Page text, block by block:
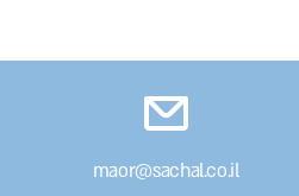
maor@sachal.co.il